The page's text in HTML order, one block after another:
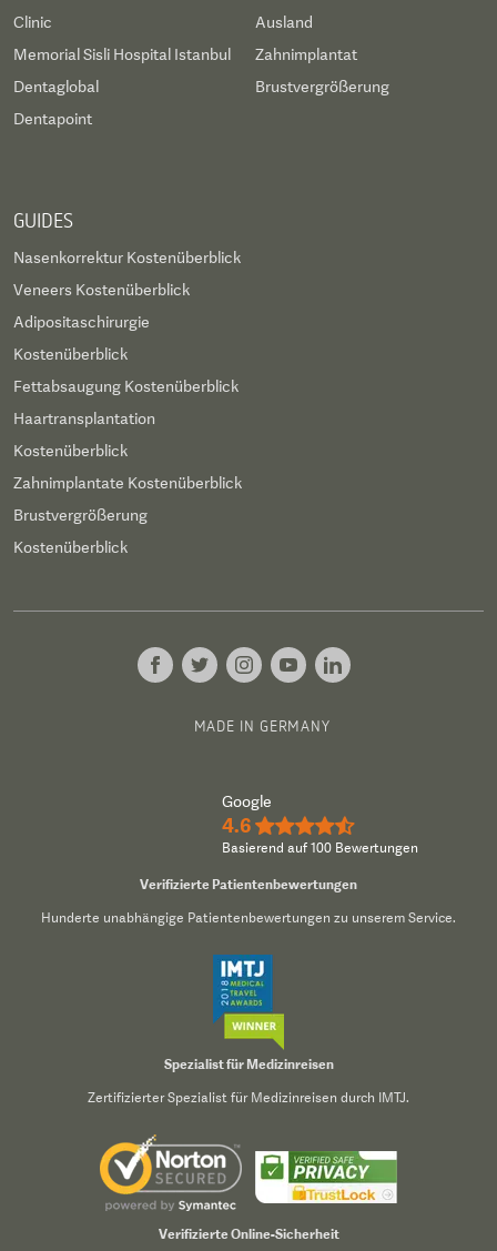
Clinic
Memorial Sisli Hospital Istanbul
Dentaglobal
Dentapoint
Ausland
Zahnimplantat
Brustvergrößerung
GUIDES
Nasenkorrektur Kostenüberblick
Veneers Kostenüberblick
Adipositaschirurgie
Kostenüberblick
Fettabsaugung Kostenüberblick
Haartransplantation
Kostenüberblick
Zahnimplantate Kostenüberblick
Brustvergrößerung
Kostenüberblick
MADE IN GERMANY
Google
4.6 ★★★★½
Basierend auf 100 Bewertungen
Verifizierte Patientenbewertungen
Hunderte unabhängige Patientenbewertungen zu unserem Service.
Spezialist für Medizinreisen
Zertifizierter Spezialist für Medizinreisen durch IMTJ.
Verifizierte Online-Sicherheit